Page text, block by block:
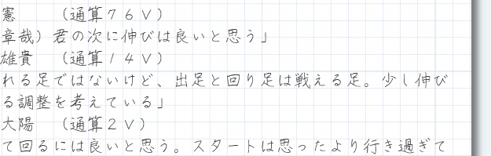
（通算７６Ｖ）
章哉）君の次に伸びは良いと思う」
貴 （通算１４Ｖ）
れる足ではないけど、出足と回り足は戦える足。少し伸び
調整を考えている」
陽 （通算２Ｖ）
て回るには良いと思う。スタートは思ったより行き過ぎて